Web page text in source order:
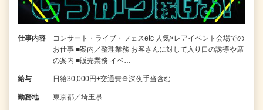
仕事内容
コンサート・ライブ・フェスetc 人気×レアイベント会場での
お仕事 ■案内／整理業務 お客さんに対して入り口の誘導や席
の案内 ■販売業務 イベ…
給与 日給30,000円+交通費※深夜手当含む
勤務地 東京都／埼玉県